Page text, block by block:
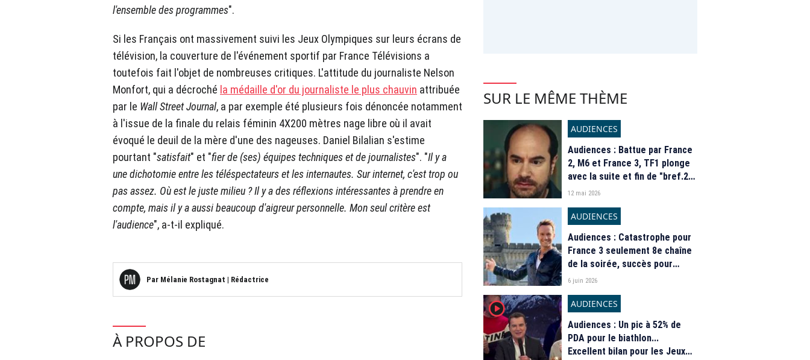
l'ensemble des programmes".
Si les Français ont massivement suivi les Jeux Olympiques sur leurs écrans de
télévision, la couverture de l'événement sportif par France Télévisions a
toutefois fait l'objet de nombreuses critiques. L'attitude du journaliste Nelson
Monfort, qui a décroché la médaille d'or du journaliste le plus chauvin attribuée
par le Wall Street Journal, a par exemple été plusieurs fois dénoncée notamment
à l'issue de la finale du relais féminin 4X200 mètres nage libre où il avait
évoqué le deuil de la mère d'une des nageuses. Daniel Bilalian s'estime
pourtant "satisfait" et "fier de (ses) équipes techniques et de journalistes". "Il y a
une dichotomie entre les téléspectateurs et les internautes. Sur internet, c'est trop ou
pas assez. Où est le juste milieu ? Il y a des réflexions intéressantes à prendre en
compte, mais il y a aussi beaucoup d'aigreur personnelle. Mon seul critère est
l'audience", a-t-il expliqué.
Par Mélanie Rostagnat | Rédactrice
À PROPOS DE
SUR LE MÊME THÈME
AUDIENCES
Audiences : Battue par France
2, M6 et France 3, TF1 plonge
avec la suite et fin de "bref.2",
talonnée par Jamy Gourmaud
12 mai 2026
AUDIENCES
Audiences : Catastrophe pour
France 3 seulement 8e chaîne
de la soirée, succès pour
l'hommage à Marjane Satrapi
6 juin 2026
player2
AUDIENCES
Audiences : Un pic à 52% de
PDA pour le biathlon...
Excellent bilan pour les Jeux